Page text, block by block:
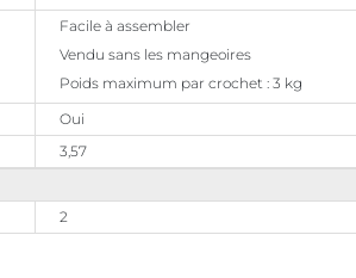
Facile à assembler
Vendu sans les mangeoires
Poids maximum par crochet : 3 kg
Oui
3,57
2